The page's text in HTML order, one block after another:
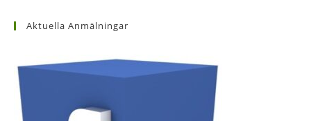
Aktuella Anmälningar